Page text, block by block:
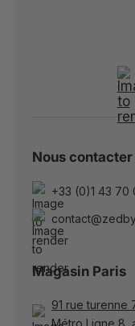
Nous contacter
+33 (0)1 43 70
Magasin Paris
91 rue turenne
Métro Ligne 8,